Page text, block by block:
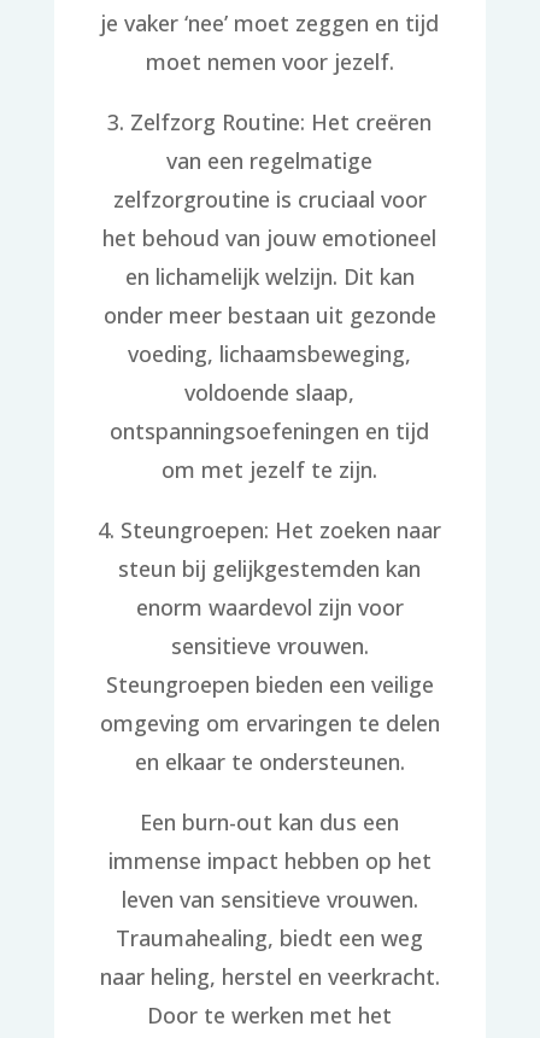
je vaker ‘nee’ moet zeggen en tijd
moet nemen voor jezelf.
3. Zelfzorg Routine: Het creëren
van een regelmatige
zelfzorgroutine is cruciaal voor
het behoud van jouw emotioneel
en lichamelijk welzijn. Dit kan
onder meer bestaan uit gezonde
voeding, lichaamsbeweging,
voldoende slaap,
ontspanningsoefeningen en tijd
om met jezelf te zijn.
4. Steungroepen: Het zoeken naar
steun bij gelijkgestemden kan
enorm waardevol zijn voor
sensitieve vrouwen.
Steungroepen bieden een veilige
omgeving om ervaringen te delen
en elkaar te ondersteunen.
Een burn-out kan dus een
immense impact hebben op het
leven van sensitieve vrouwen.
Traumahealing, biedt een weg
naar heling, herstel en veerkracht.
Door te werken met het